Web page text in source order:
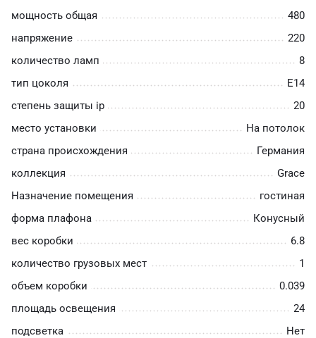
мощность общая
480
напряжение
220
количество ламп
8
тип цоколя
E14
степень защиты ip
20
место установки
На потолок
страна происхождения
Германия
коллекция
Grace
Назначение помещения
гостиная
форма плафона
Конусный
вес коробки
6.8
количество грузовых мест
1
объем коробки
0.039
площадь освещения
24
подсветка
Нет